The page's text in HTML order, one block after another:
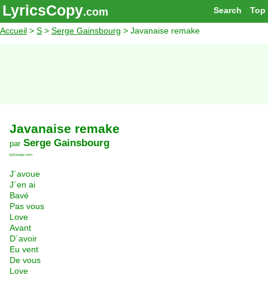
Top
Search
LyricsCopy.com
Accueil > S > Serge Gainsbourg > Javanaise remake
Javanaise remake
par Serge Gainsbourg
lyricscopy.com
J´avoue
J´en ai
Bavé
Pas vous
Love
Avant
D´avoir
Eu vent
De vous
Love